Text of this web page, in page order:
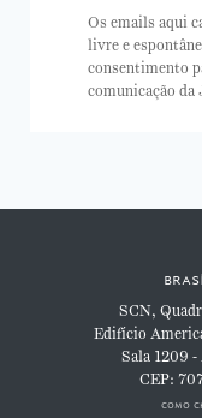
Os emails aqui
livre e
consentimento
comunicação da
SCN,
Edifício
Sala 1209
CEP:
como